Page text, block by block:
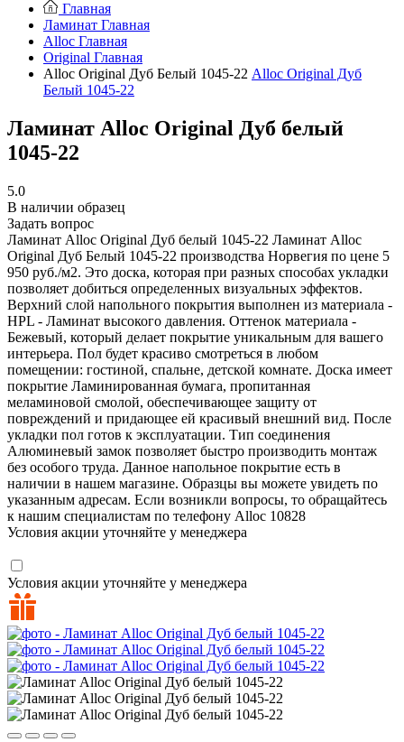
Главная
Ламинат Главная
Alloc Главная
Original Главная
Alloc Original Дуб Белый 1045-22 Alloc Original Дуб
Белый 1045-22
Ламинат Alloc Original Дуб белый
1045-22
5.0
В наличии образец
Задать вопрос
Ламинат Alloc Original Дуб белый 1045-22 Ламинат Alloc
Original Дуб Белый 1045-22 производства Норвегия по цене 5
950 руб./м2. Это доска, которая при разных способах укладки
позволяет добиться определенных визуальных эффектов.
Верхний слой напольного покрытия выполнен из материала -
HPL - Ламинат высокого давления. Оттенок материала -
Бежевый, который делает покрытие уникальным для вашего
интерьера. Пол будет красиво смотреться в любом
помещении: гостиной, спальне, детской комнате. Доска имеет
покрытие Ламинированная бумага, пропитанная
меламиновой смолой, обеспечивающее защиту от
повреждений и придающее ей красивый внешний вид. После
укладки пол готов к эксплуатации. Тип соединения
Алюминевый замок позволяет быстро производить монтаж
без особого труда. Данное напольное покрытие есть в
наличии в нашем магазине. Образцы вы можете увидеть по
указанным адресам. Если возникли вопросы, то обращайтесь
к нашим специалистам по телефону Alloc 10828
Условия акции уточняйте у менеджера
Условия акции уточняйте у менеджера